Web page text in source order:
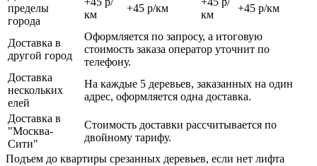
пределы
города
км
+45 р/км
км
+45 р/км
Доставка в
другой город
Оформляется по запросу, а итоговую
стоимость заказа оператор уточнит по
телефону.
Доставка
нескольких
елей
На каждые 5 деревьев, заказанных на один
адрес, оформляется одна доставка.
Доставка в
"Москва-
Сити"
Стоимость доставки рассчитывается по
двойному тарифу.
Подъем до квартиры срезанных деревьев, если нет лифта